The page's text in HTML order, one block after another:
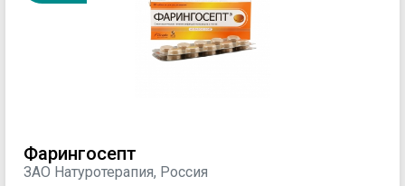
Фарингосепт
ЗАО Натуротерапия, Россия